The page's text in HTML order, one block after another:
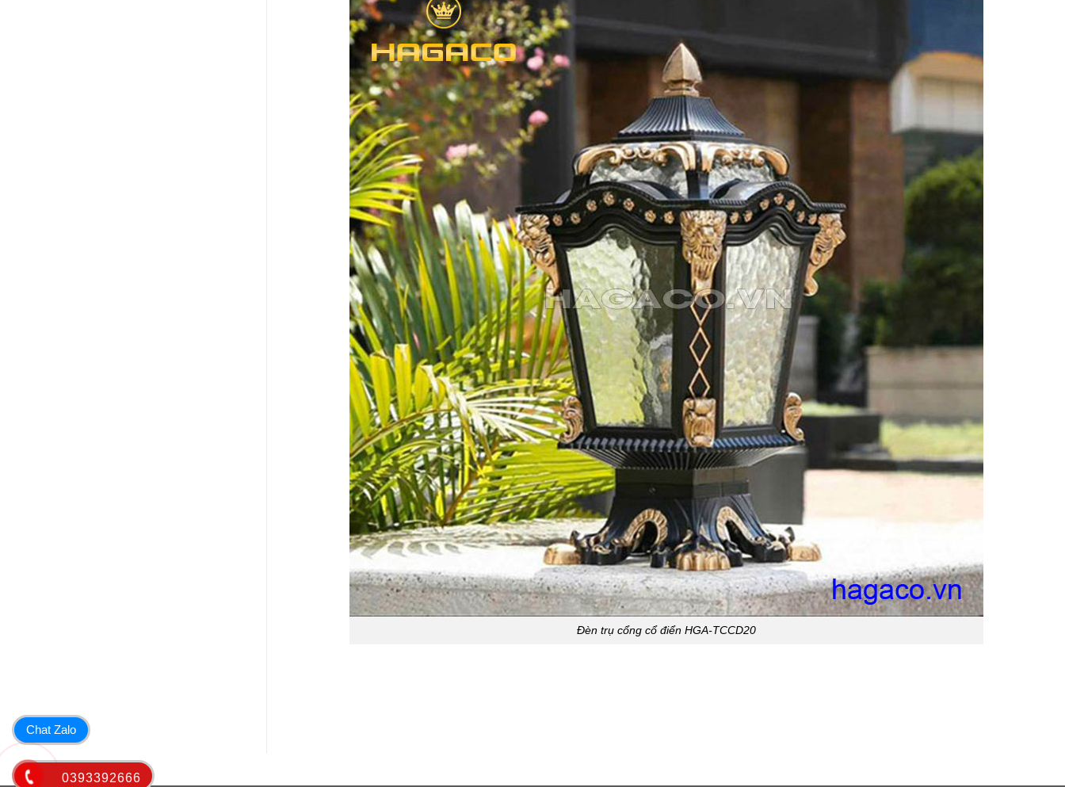
Đèn trụ cổng cổ điển HGA-TCCD20
Chat Zalo
0393392666